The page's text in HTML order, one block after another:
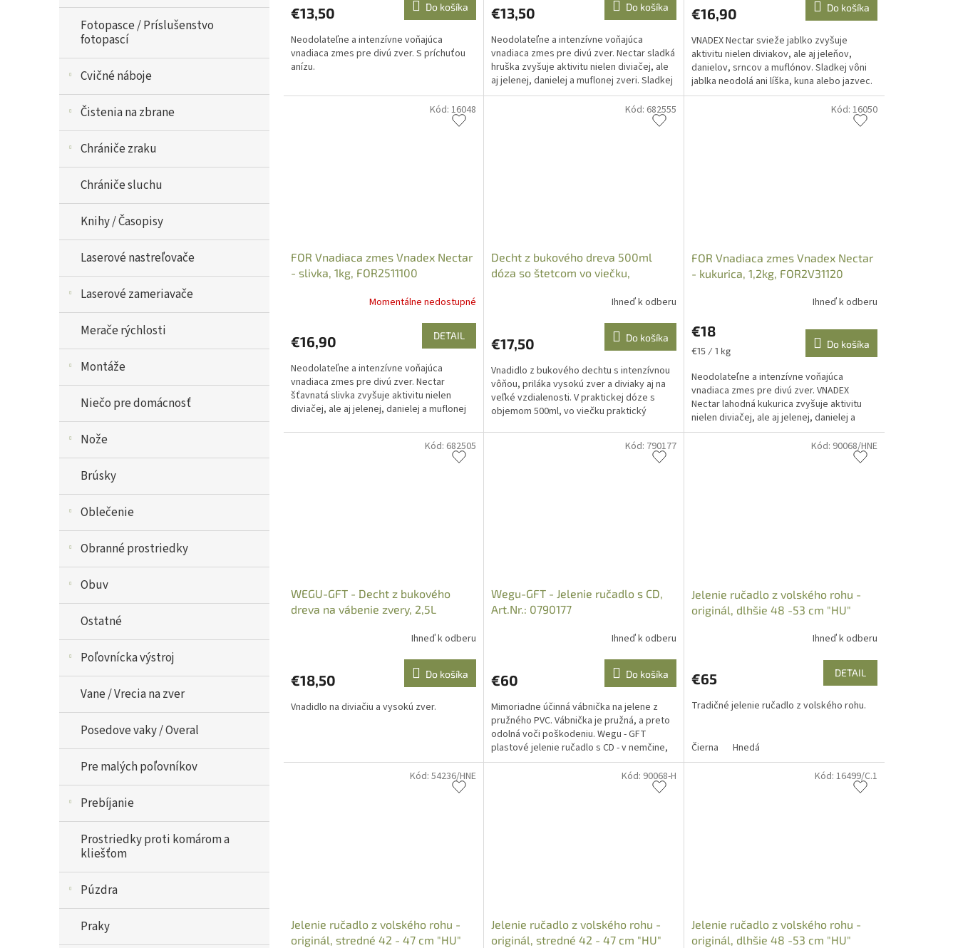
Fotopasce / Príslušenstvo
fotopascí
Cvičné náboje
Čistenia na zbrane
Chrániče zraku
Chrániče sluchu
Knihy / Časopisy
Laserové nastreľovače
Laserové zameriavače
Merače rýchlosti
Montáže
Niečo pre domácnosť
Nože
Brúsky
Oblečenie
Obranné prostriedky
Obuv
Ostatné
Poľovnícka výstroj
Vane / Vrecia na zver
Posedove vaky / Overal
Pre malých poľovníkov
Prebíjanie
Prostriedky proti komárom a
kliešťom
Púzdra
Praky
€13,50 Do košíka
Neodolateľne a intenzívne voňajúca
vnadiaca zmes pre divú zver. S príchuťou
anízu.
€13,50 Do košíka
Neodolateľne a intenzívne voňajúca
vnadiaca zmes pre divú zver. Nectar sladká
hruška zvyšuje aktivitu nielen diviačej, ale
aj jelenej, danielej a muflonej zveri. Sladkej
vôni...
€16,90 Do košíka
VNADEX Nectar svieže jablko zvyšuje
aktivitu nielen diviakov, ale aj jeleňov,
danielov, srncov a muflónov. Sladkej vôni
jablka neodolá ani líška, kuna alebo jazvec.
Plus zdarma...
FOR Vnadiaca zmes Vnadex Nectar
- slivka, 1kg, FOR2511100
Momentálne nedostupné
€16,90 DETAIL
Neodolateľne a intenzívne voňajúca
vnadiaca zmes pre divú zver. Nectar
šťavnatá slivka zvyšuje aktivitu nielen
diviačej, ale aj jelenej, danielej a muflonej
Kód: 16048
Decht z bukového dreva 500ml
dóza so štetcom vo viečku,
Ihneď k odberu
€17,50 Do košíka
Vnadidlo z bukového dechtu s intenzívnou
vôňou, priláka vysokú zver a diviaky aj na
veľké vzdialenosti. V praktickej dóze s
objemom 500ml, vo viečku praktický
Kód: 682555
FOR Vnadiaca zmes Vnadex Nectar
- kukurica, 1,2kg, FOR2V31120
Ihneď k odberu
€18
Jednotková
€15 / 1 kg
Do košíka
Neodolateľne a intenzívne voňajúca
vnadiaca zmes pre divú zver. VNADEX
Nectar lahodná kukurica zvyšuje aktivitu
nielen diviačej, ale aj jelenej, danielej a
muflonej zveri. ...
Kód: 16050
WEGU-GFT - Decht z bukového
dreva na vábenie zvery, 2,5L
Ihneď k odberu
€18,50 Do košíka
Vnadidlo na diviačiu a vysokú zver.
Kód: 682505
Wegu-GFT - Jelenie ručadlo s CD,
Art.Nr.: 0790177
Ihneď k odberu
€60 Do košíka
Mimoriadne účinná vábnička na jelene z
pružného PVC. Vábnička je pružná, a preto
odolná voči poškodeniu. Wegu - GFT
plastové jelenie ručadlo s CD - v nemčine,
Art.Nr.: 0790177
Kód: 790177
Jelenie ručadlo z volského rohu -
originál, dlhšie 48 -53 cm "HU"
Ihneď k odberu
€65 DETAIL
Tradičné jelenie ručadlo z volského rohu.
Čierna Hnedá
Kód: 90068/HNE
Jelenie ručadlo z volského rohu -
originál, stredné 42 - 47 cm "HU"
Kód: 54236/HNE
Jelenie ručadlo z volského rohu -
originál, stredné 42 - 47 cm "HU"
Kód: 90068-H
Jelenie ručadlo z volského rohu -
originál, dlhšie 48 -53 cm "HU"
Kód: 16499/C.1